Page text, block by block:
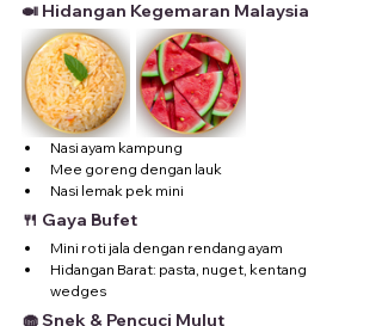
🍛 Hidangan Kegemaran Malaysia
Nasi ayam kampung
Mee goreng dengan lauk
Nasi lemak pek mini
🍴 Gaya Bufet
Mini roti jala dengan rendang ayam
Hidangan Barat: pasta, nuget, kentang
wedges
🧁 Snek & Pencuci Mulut